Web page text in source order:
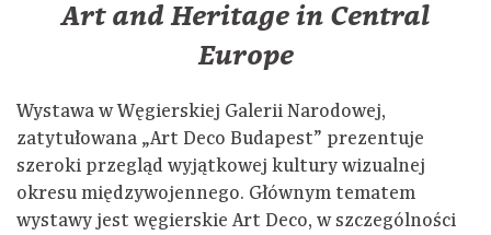
Art and Heritage in Central
Europe
Wystawa w Węgierskiej Galerii Narodowej,
zatytułowana „Art Deco Budapest” prezentuje
szeroki przegląd wyjątkowej kultury wizualnej
okresu międzywojennego. Głównym tematem
wystawy jest węgierskie Art Deco, w szczególności